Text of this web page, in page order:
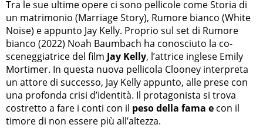
Tra le sue ultime opere ci sono pellicole come Storia di
un matrimonio (Marriage Story), Rumore bianco (White
Noise) e appunto Jay Kelly. Proprio sul set di Rumore
bianco (2022) Noah Baumbach ha conosciuto la co-
sceneggiatrice del film Jay Kelly, l’attrice inglese Emily
Mortimer. In questa nuova pellicola Clooney interpreta
un attore di successo, Jay Kelly appunto, alle prese con
una profonda crisi d’identità. Il protagonista si trova
costretto a fare i conti con il peso della fama e con il
timore di non essere più all’altezza.